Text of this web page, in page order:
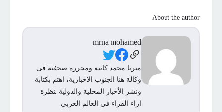
About the author
mrna mohamed
Social Links
ميرنا محمد كاتبه ومحرره صحفية فى
وكالة هنا الجنوب الاخبارية، اهتم بكتابة
ونشر الأخبار المحلية والدولية بنظرة
اراء القراء في العالم العربي